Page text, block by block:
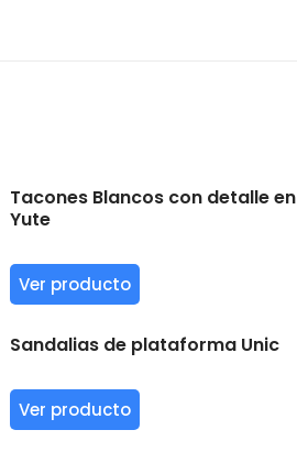
Tacones Blancos con detalle en
Yute
Ver producto
Sandalias de plataforma Unic
Ver producto